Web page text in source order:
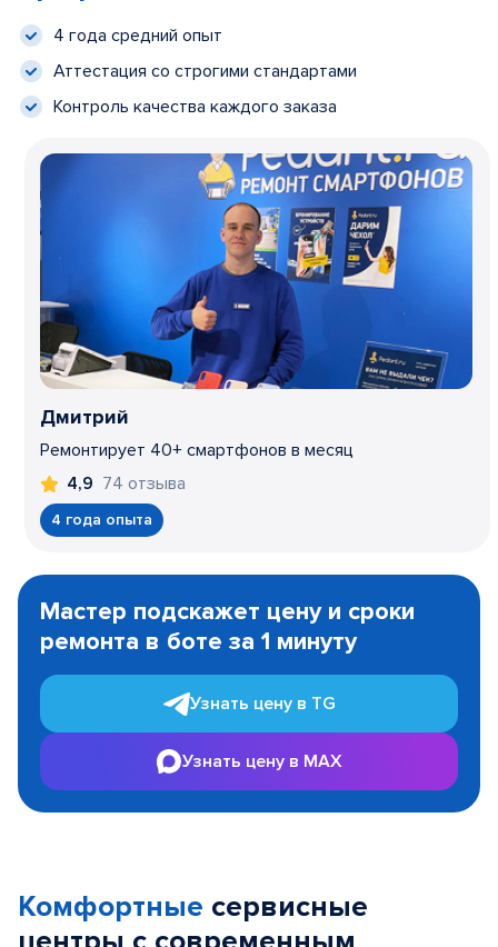
4 года средний опыт
Аттестация со строгими стандартами
Контроль качества каждого заказа
Дмитрий
Ремонтирует 40+ смартфонов в месяц
4,9 74 отзыва
4 года опыта
1
Мастер подскажет цену и сроки
ремонта в боте за 1 минуту
Узнать цену в TG
Узнать цену в MAX
Комфортные сервисные